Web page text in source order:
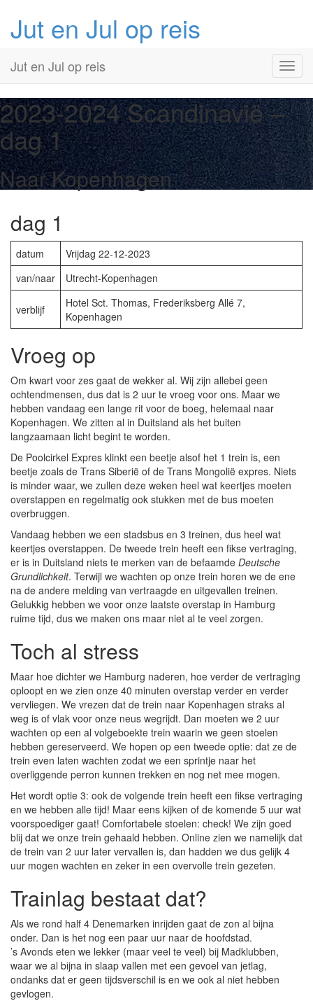
Jut en Jul op reis
Primary
Menu
content
Jut en Jul op reis
2023-2024 Scandinavië –
dag 1
Naar Kopenhagen
dag 1
datum
Vrijdag 22-12-2023
van/naar
Utrecht-Kopenhagen
verblijf
Hotel Sct. Thomas, Frederiksberg Allé 7,
Kopenhagen
Vroeg op
Om kwart voor zes gaat de wekker al. Wij zijn allebei geen
ochtendmensen, dus dat is 2 uur te vroeg voor ons. Maar we
hebben vandaag een lange rit voor de boeg, helemaal naar
Kopenhagen. We zitten al in Duitsland als het buiten
langzaamaan licht begint te worden.
De Poolcirkel Expres klinkt een beetje alsof het 1 trein is, een
beetje zoals de Trans Siberië of de Trans Mongolië expres. Niets
is minder waar, we zullen deze weken heel wat keertjes moeten
overstappen en regelmatig ook stukken met de bus moeten
overbruggen.
Vandaag hebben we een stadsbus en 3 treinen, dus heel wat
keertjes overstappen. De tweede trein heeft een fikse vertraging,
er is in Duitsland niets te merken van de befaamde Deutsche
Grundlichkeit. Terwijl we wachten op onze trein horen we de ene
na de andere melding van vertraagde en uitgevallen treinen.
Gelukkig hebben we voor onze laatste overstap in Hamburg
ruime tijd, dus we maken ons maar niet al te veel zorgen.
Toch al stress
Maar hoe dichter we Hamburg naderen, hoe verder de vertraging
oploopt en we zien onze 40 minuten overstap verder en verder
vervliegen. We vrezen dat de trein naar Kopenhagen straks al
weg is of vlak voor onze neus wegrijdt. Dan moeten we 2 uur
wachten op een al volgeboekte trein waarin we geen stoelen
hebben gereserveerd. We hopen op een tweede optie: dat ze de
trein even laten wachten zodat we een sprintje naar het
overliggende perron kunnen trekken en nog net mee mogen.
Het wordt optie 3: ook de volgende trein heeft een fikse vertraging
en we hebben alle tijd! Maar eens kijken of de komende 5 uur wat
voorspoediger gaat! Comfortabele stoelen: check! We zijn goed
blij dat we onze trein gehaald hebben. Online zien we namelijk dat
de trein van 2 uur later vervallen is, dan hadden we dus gelijk 4
uur mogen wachten en zeker in een overvolle trein gezeten.
Trainlag bestaat dat?
Als we rond half 4 Denemarken inrijden gaat de zon al bijna
onder. Dan is het nog een paar uur naar de hoofdstad.
’s Avonds eten we lekker (maar veel te veel) bij Madklubben,
waar we al bijna in slaap vallen met een gevoel van jetlag,
ondanks dat er geen tijdsverschil is en we ook al niet hebben
gevlogen.